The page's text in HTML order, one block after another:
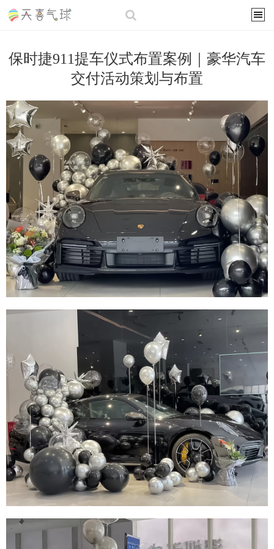
保时捷911提车仪式布置案例｜豪华汽车
交付活动策划与布置